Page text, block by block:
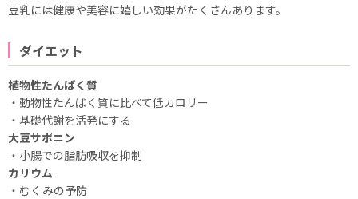
豆乳には健康や美容に嬉しい効果がたくさんあります。
ダイエット
植物性たんぱく質
・動物性たんぱく質に比べて低カロリー
・基礎代謝を活発にする
大豆サポニン
・小腸での脂肪吸収を抑制
カリウム
・むくみの予防